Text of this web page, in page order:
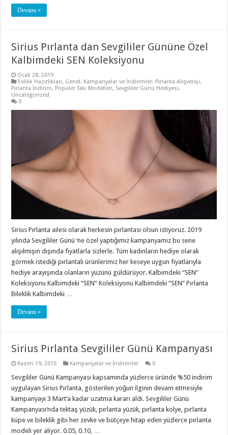
Devamı »
Sirius Pırlanta dan Sevgililer Gününe Özel
Kalbimdeki SEN Koleksiyonu
Ocak 28, 2019
Evlilik Hazırlıkları, Genel, Kampanyalar ve İndirimler, Pırlanta Alışverişi,
Pırlanta İndirim, Popüler Takı Modelleri, Sevgililer Günü Hediyesi,
Uncategorized
0
Sirius Pırlanta ailesi olarak herkesin pırlantası olsun istiyoruz. 2019
yılında Sevgililer Günü ‘ne özel yaptığımız kampanyamız bu sene
alışılmışın dışında fiyatlarla sizlerle. Tüm kadınların hediye olarak
görmek istediği pırlantalı ürünlerimiz her keseye uygun fiyatlarıyla
hediye arayışında olanların yüzünü güldürüyor. Kalbimdeki “SEN”
Koleksiyonu Kalbimdeki “SEN” Koleksiyonu Kalbimdeki “SEN” Pırlanta
Bileklik Kalbimdeki …
Devamı »
Sirius Pırlanta Sevgililer Günü Kampanyası
Kasım 19, 2016 Kampanyalar ve İndirimler 0
Sevgililer Günü Kampanyası kapsamında yüzlerce üründe %50 indirim
uygulayan Sirius Pırlanta, gösterilen yoğun ilginin devam etmesiyle
kampanyayı 3 Mart‘a kadar uzatma kararı aldı. Sevgililer Günü
Kampanyası‘nda tektaş yüzük, pırlanta yüzük, pırlanta kolye, pırlanta
küpe ve bileklik gibi her zevke ve bütçeye hitap eden yüzlerce pırlanta
modeli yer alıyor. 0.05, 0.10, …